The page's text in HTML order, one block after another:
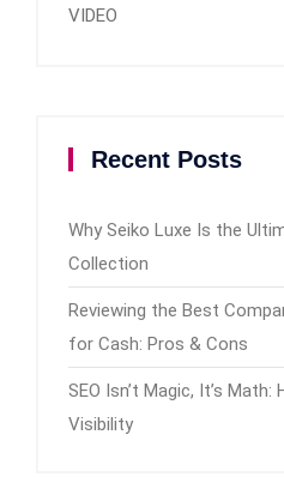
VIDEO
Recent Posts
Why Seiko Luxe Is the
Collection
Reviewing the Best
for Cash: Pros & Cons
SEO Isn’t Magic, It’s
Visibility